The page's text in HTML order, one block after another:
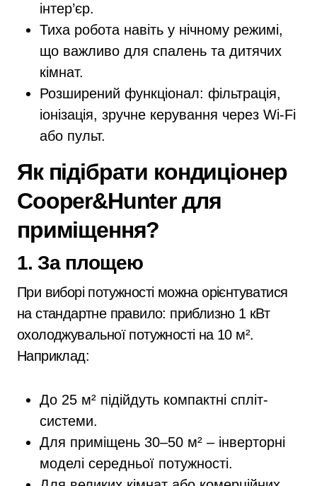
інтер’єр.
Тиха робота навіть у нічному режимі,
що важливо для спалень та дитячих
кімнат.
Розширений функціонал: фільтрація,
іонізація, зручне керування через Wi-Fi
або пульт.
Як підібрати кондиціонер
Cooper&Hunter для
приміщення?
1. За площею
При виборі потужності можна орієнтуватися
на стандартне правило: приблизно 1 кВт
охолоджувальної потужності на 10 м².
Наприклад:
До 25 м² підійдуть компактні спліт-
системи.
Для приміщень 30–50 м² – інверторні
моделі середньої потужності.